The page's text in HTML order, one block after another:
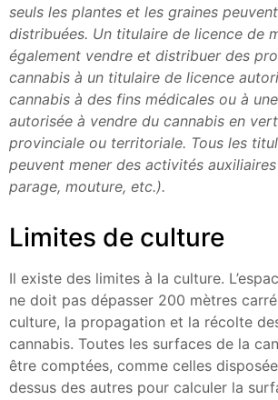
seuls les plantes et les graines
distribuées. Un titulaire de licence de
également vendre et distribuer des
cannabis à un titulaire de licence
cannabis à des fins médicales ou à
autorisée à vendre du cannabis en
provinciale ou territoriale. Tous les
peuvent mener des activités
parage, mouture, etc.).
Limites de culture
Il existe des limites à la culture.
ne doit pas dépasser 200 mètres
culture, la propagation et la récolte
cannabis. Toutes les surfaces de la
être comptées, comme celles
dessus des autres pour calculer la